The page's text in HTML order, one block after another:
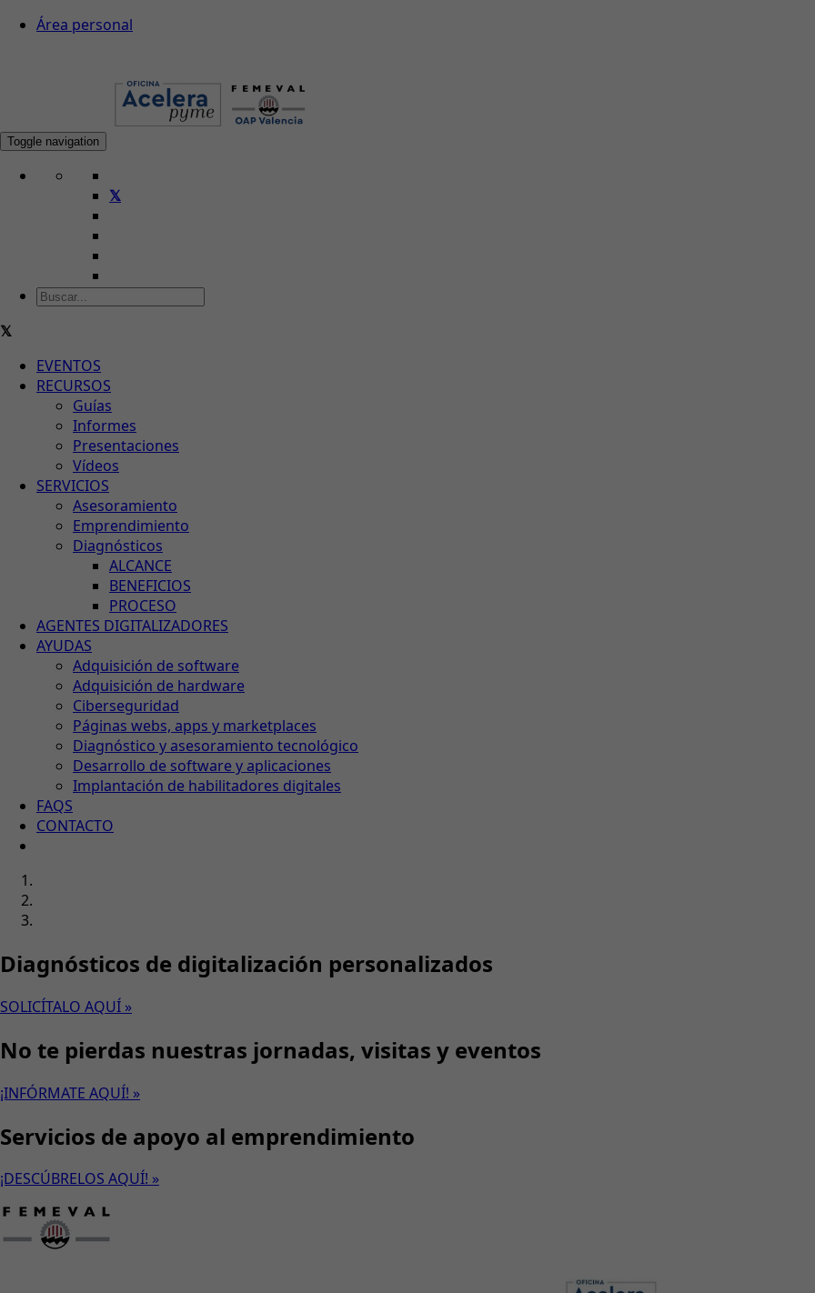
Área personal
Toggle navigation
EVENTOS
RECURSOS
Guías
Informes
Presentaciones
Vídeos
SERVICIOS
Asesoramiento
Emprendimiento
Diagnósticos
ALCANCE
BENEFICIOS
PROCESO
AGENTES DIGITALIZADORES
AYUDAS
Adquisición de software
Adquisición de hardware
Ciberseguridad
Páginas webs, apps y marketplaces
Diagnóstico y asesoramiento tecnológico
Desarrollo de software y aplicaciones
Implantación de habilitadores digitales
FAQS
CONTACTO
Diagnósticos de digitalización personalizados
SOLICÍTALO AQUÍ »
No te pierdas nuestras jornadas, visitas y eventos
¡INFÓRMATE AQUÍ! »
Servicios de apoyo al emprendimiento
¡DESCÚBRELOS AQUÍ! »